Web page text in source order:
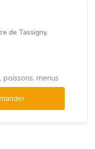
de Tassigny,
poissons, menus